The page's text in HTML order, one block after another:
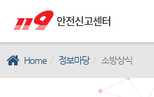
Home 정보마당 소방상식